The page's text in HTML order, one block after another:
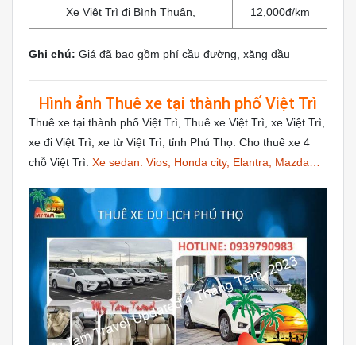
Xe Việt Trì đi Bình Thuận, 12,000đ/km
Ghi chú: Giá đã bao gồm phí cầu đường, xăng dầu
Hình ảnh Thuê xe tại thành phố Việt Trì
Thuê xe tại thành phố Việt Trì, Thuê xe Việt Trì, xe Việt Trì,
xe đi Việt Trì, xe từ Việt Trì, tỉnh Phú Thọ. Cho thuê xe 4
chỗ Việt Trì: Xe sedan: Vios, Honda city, Elantra, Mazda…